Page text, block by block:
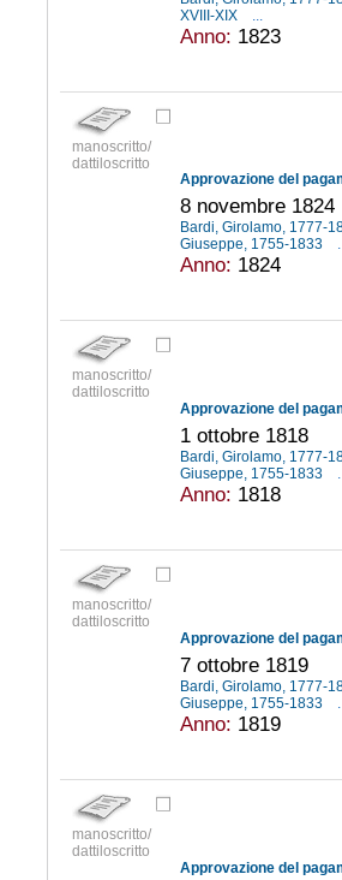
XVIII-XIX
Anno: 1823
manoscritto/
dattiloscritto
8 novembre 1824
Bardi, Girolamo, 1777-
Giuseppe, 1755-1833
Anno: 1824
manoscritto/
dattiloscritto
1 ottobre 1818
Bardi, Girolamo, 1777-
Giuseppe, 1755-1833
Anno: 1818
manoscritto/
dattiloscritto
7 ottobre 1819
Bardi, Girolamo, 1777-
Giuseppe, 1755-1833
Anno: 1819
manoscritto/
dattiloscritto